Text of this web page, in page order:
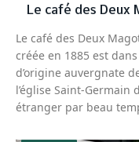
Le café des Deux
Le café des Deux
créée en 1885 est
d’origine auvergnate
l’église Saint-Germain
étranger par beau